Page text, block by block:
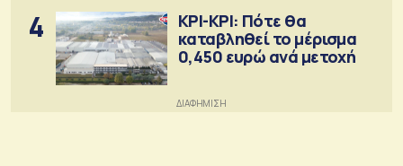
4
ΚΡΙ-ΚΡΙ: Πότε θα
καταβληθεί το μέρισμα
0,450 ευρώ ανά μετοχή